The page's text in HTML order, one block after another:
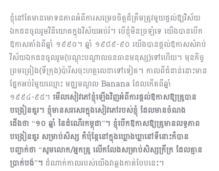
ខ្ញុំនៅតែមានមោទនភាពអំពីការសម្រេចចិត្តដ៏ត្រឹមត្រូវមួយផ្តល់ឱ្យវិស័យ
ឯកជនចូលរួមវិនិយោគក្នុងវិស័យអប់រំ។​ បើខ្ញុំមិនច្រឡំទេ យើងបានបើក
ឱកាសតាំងពីឆ្នាំ ១៩៩០។ ឆ្នាំ ១៩៨៩-៩០ យើងបានផ្តល់ឱកាសសំរាប់
វិស័យឯកជនចូលរួម(បណ្ដុះបណ្ដាលធនធានមនុស្ស)ទៅហើយ។​ មុនកិច្ច
ព្រមព្រៀង(ទីក្រុង)ប៉ារីសចុះហត្ថលេ​ខាទៅទៀត។ កាលពីជំនាន់នោះមាន
ផ្នែកអប់រំមួយឈ្មោះ មជ្ឈមណ្ឌល Banana ដែលកើតពីឆ្នាំ
១៩៩៤-៩៥។ មើលសៀវភៅខ្ញុំឡើងវិញអំពីការផ្តល់ឱកាសឱ្យគ្រូបាន
បង្រៀនគួរ។ ខ្ញុំមានសរសេរក្នុងសៀវភៅរបស់ខ្ញុំ ដែលមានចំណង
ជើងថា “១០ ឆ្នាំ នៃដំណើរកម្ពុជា”។ ខ្ញុំបើកឱកាសឱ្យគ្រូមានលទ្ធភាព
បង្រៀនគួរ សម្រាប់សិស្ស ក៏ប៉ុន្តែនៅក្នុងឃ្លោងឃ្លានៅទីនោះក៏បាន
បញ្ជាក់ថា “សូមលោក/អ្នកគ្រូ លើកលែងសម្រាប់សិស្សក្រីក្រ​ ដែលគ្មាន
ប្រាក់បង់”។ ដំណាក់កាលរបស់យើងវាឆ្លងកាត់បែបនេះ។